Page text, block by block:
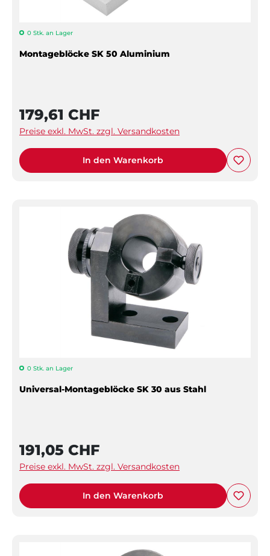
0 Stk. an Lager
Montageblöcke SK 50 Aluminium
179,61 CHF
Preise exkl. MwSt. zzgl. Versandkosten
In den Warenkorb
0 Stk. an Lager
Universal-Montageblöcke SK 30 aus Stahl
191,05 CHF
Preise exkl. MwSt. zzgl. Versandkosten
In den Warenkorb